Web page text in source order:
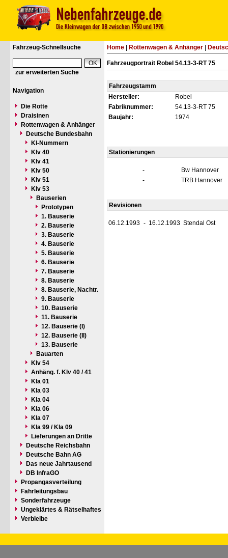
Fahrzeug-Schnellsuche
zur erweiterten Suche
Navigation
Die Rotte
Draisinen
Rottenwagen & Anhänger
Deutsche Bundesbahn
Kl-Nummern
Klv 40
Klv 41
Klv 50
Klv 51
Klv 53
Bauserien
Prototypen
1. Bauserie
2. Bauserie
3. Bauserie
4. Bauserie
5. Bauserie
6. Bauserie
7. Bauserie
8. Bauserie
8. Bauserie, Nachtr.
9. Bauserie
10. Bauserie
11. Bauserie
12. Bauserie (I)
12. Bauserie (II)
13. Bauserie
Bauarten
Klv 54
Anhäng. f. Klv 40 / 41
Kla 01
Kla 03
Kla 04
Kla 06
Kla 07
Kla 99 / Kla 09
Lieferungen an Dritte
Deutsche Reichsbahn
Deutsche Bahn AG
Das neue Jahrtausend
DB InfraGO
Propangasverteilung
Fahrleitungsbau
Sonderfahrzeuge
Ungeklärtes & Rätselhaftes
Verbleibe
Home Rottenwagen & Anhänger
Fahrzeugportrait Robel 54.13-3-RT 75
Fahrzeugstamm
Hersteller:
Robel
Fabriknummer:
54.13-3-RT 75
Baujahr:
1974
Stationierungen
-
Bw Hannover
-
TRB Hannover
Revisionen
06.12.1993 - 16.12.1993 Stendal Ost